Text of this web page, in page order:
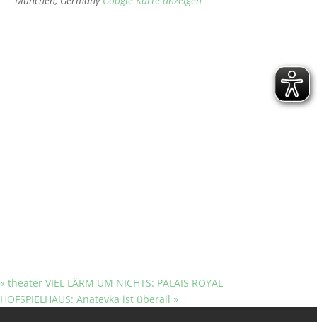
« theater VIEL LÄRM UM NICHTS: PALAIS ROYAL
HOFSPIELHAUS: Anatevka ist überall »